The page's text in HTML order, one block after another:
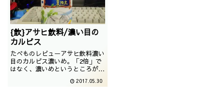
{飲}アサヒ飲料/濃い目の
カルピス
たべものレビューアサヒ飲料濃い
目のカルピス濃いめ。「2倍」で
はなく、濃いめというところがど
ね。撮影日は2016年06月2017.05.30